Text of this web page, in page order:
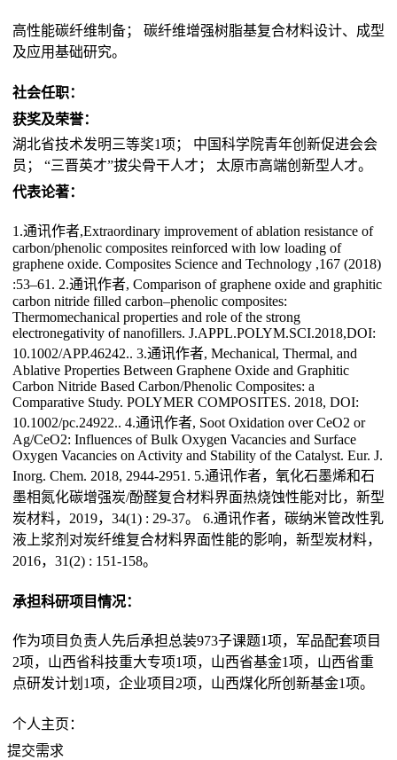
高性能碳纤维制备； 碳纤维增强树脂基复合材料设计、成型
及应用基础研究。
社会任职：
获奖及荣誉：
湖北省技术发明三等奖1项； 中国科学院青年创新促进会会
员； “三晋英才”拔尖骨干人才； 太原市高端创新型人才。
代表论著：
1.通讯作者,Extraordinary improvement of ablation resistance of
carbon/phenolic composites reinforced with low loading of
graphene oxide. Composites Science and Technology ,167 (2018)
:53–61. 2.通讯作者, Comparison of graphene oxide and graphitic
carbon nitride filled carbon–phenolic composites:
Thermomechanical properties and role of the strong
electronegativity of nanofillers. J.APPL.POLYM.SCI.2018,DOI:
10.1002/APP.46242.. 3.通讯作者, Mechanical, Thermal, and
Ablative Properties Between Graphene Oxide and Graphitic
Carbon Nitride Based Carbon/Phenolic Composites: a
Comparative Study. POLYMER COMPOSITES. 2018, DOI:
10.1002/pc.24922.. 4.通讯作者, Soot Oxidation over CeO2 or
Ag/CeO2: Influences of Bulk Oxygen Vacancies and Surface
Oxygen Vacancies on Activity and Stability of the Catalyst. Eur. J.
Inorg. Chem. 2018, 2944-2951. 5.通讯作者，氧化石墨烯和石
墨相氮化碳增强炭/酚醛复合材料界面热烧蚀性能对比，新型
炭材料，2019，34(1) : 29-37。 6.通讯作者，碳纳米管改性乳
液上浆剂对炭纤维复合材料界面性能的影响，新型炭材料，
2016，31(2) : 151-158。
承担科研项目情况：
作为项目负责人先后承担总装973子课题1项，军品配套项目
2项，山西省科技重大专项1项，山西省基金1项，山西省重
点研发计划1项，企业项目2项，山西煤化所创新基金1项。
个人主页：
提交需求